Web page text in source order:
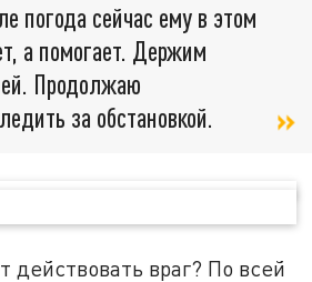
погода сейчас ему в этом
а помогает. Держим
Продолжаю
за обстановкой.
действовать враг? По всей